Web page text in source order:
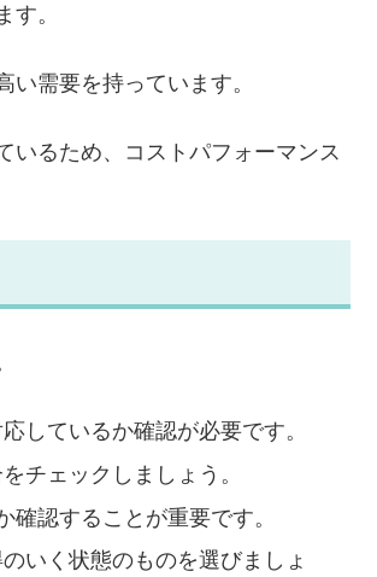
。
需要を持っています。
いるため、コストパフォーマンス
しているか確認が必要です。
チェックしましょう。
認することが重要です。
いく状態のものを選びましょ